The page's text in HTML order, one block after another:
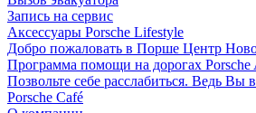
Запись на сервис
Аксессуары Porsche Lifestyle
Добро пожаловать в Порше Центр
Программа помощи на дорогах Porsche
Позвольте себе расслабиться. Ведь
Porsche Café